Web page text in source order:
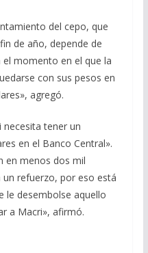
del cepo, que
de año, depende de
momento en el que la
con sus pesos en
agregó.
necesita tener un
en el Banco Central».
en menos dos mil
refuerzo, por eso está
le desembolse aquello
a Macri», afirmó.